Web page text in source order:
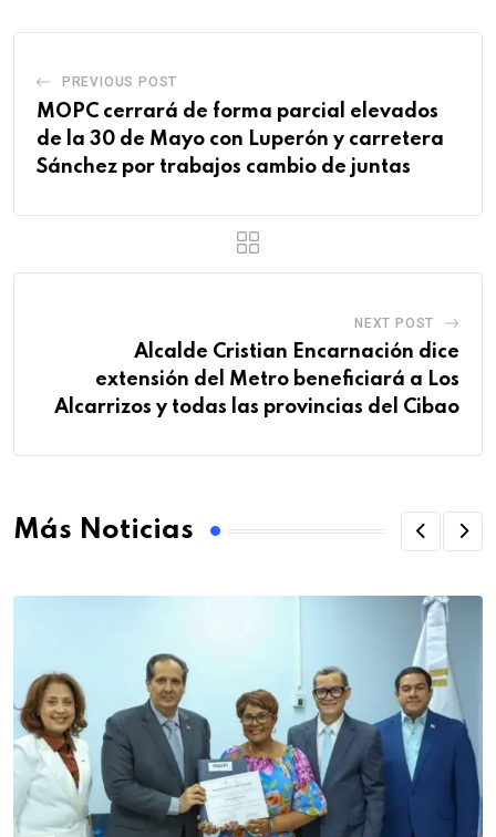
PREVIOUS POST
MOPC cerrará de forma parcial elevados
de la 30 de Mayo con Luperón y carretera
Sánchez por trabajos cambio de juntas
NEXT POST
Alcalde Cristian Encarnación dice
extensión del Metro beneficiará a Los
Alcarrizos y todas las provincias del Cibao
Más Noticias